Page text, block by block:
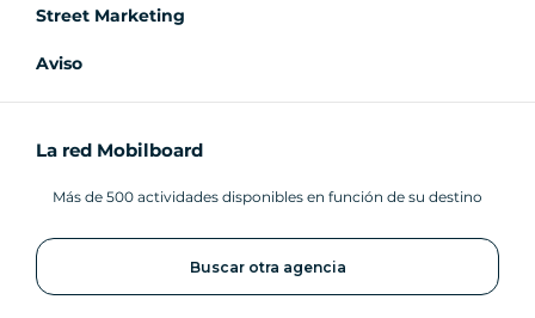
Street Marketing
Aviso
La red Mobilboard
Más de 500 actividades disponibles en función de su destino
Buscar otra agencia